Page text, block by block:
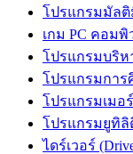
โปรแกรมมัลติ
เกม PC คอมพิ
โปรแกรมบริห
โปรแกรมการ
โปรแกรมเมอร์
โปรแกรมยูทิลิ
ไดร์เวอร์